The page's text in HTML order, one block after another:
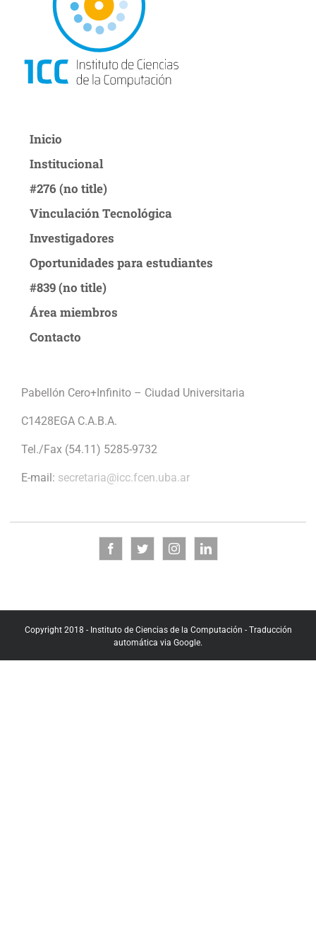
Inicio
Institucional
#276 (no title)
Vinculación Tecnológica
Investigadores
Oportunidades para estudiantes
#839 (no title)
Área miembros
Contacto
Pabellón Cero+Infinito – Ciudad Universitaria
C1428EGA C.A.B.A.
Tel./Fax (54.11) 5285-9732
E-mail: secretaria@icc.fcen.uba.ar
Copyright 2018 - Instituto de Ciencias de la Computación - Traducción
automática via Google.